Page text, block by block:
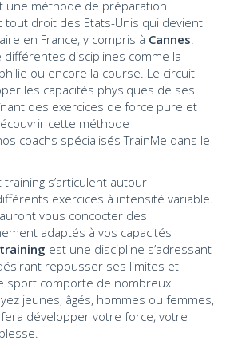
une méthode de préparation
tout droit des Etats-Unis qui devient
en France, y compris à Cannes
différentes disciplines comme la
ou encore la course. Le circuit
les capacités physiques de ses
des exercices de force pure et
cette méthode
coachs spécialisés TrainMe dans le
s’articulent autour
exercices à intensité variable.
vous concocter des
adaptés à vos capacités
est une discipline s’adressant
repousser ses limites et
sport comporte de nombreux
jeunes, âgés, hommes ou femmes,
développer votre force, votre